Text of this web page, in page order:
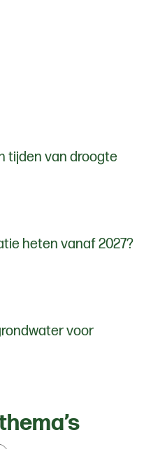
tijden van droogte
heten vanaf 2027?
voor